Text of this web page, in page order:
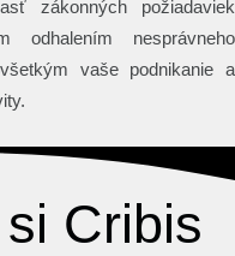
zákonných požiadaviek
odhalením nesprávneho
vaše podnikanie a
Cribis